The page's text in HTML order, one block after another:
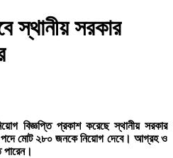
স্থানীয় সরকার
বিজ্ঞপ্তি প্রকাশ করেছে স্থানীয় সরকার
পদে মোট ২৮০ জনকে নিয়োগ দেবে। আগ্রহ ও